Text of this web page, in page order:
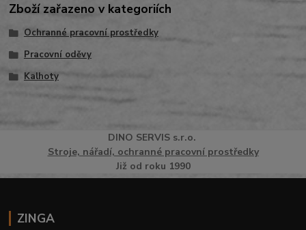
Zboží zařazeno v kategoriích
Ochranné pracovní prostředky
Pracovní oděvy
Kalhoty
DINO SERVISs.r.o.
Stroje, nářadí, ochranné pracovní prostředky
Již od roku 1990
ZINGA